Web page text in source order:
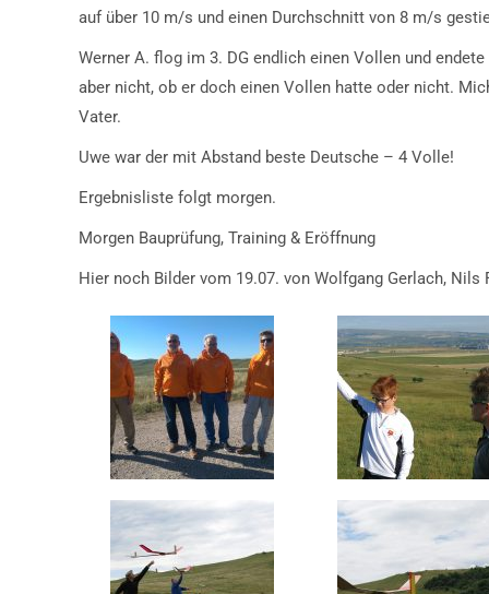
auf über 10 m/s und einen Durchschnitt von 8 m/s
Werner A. flog im 3. DG endlich einen Vollen und
aber nicht, ob er doch einen Vollen hatte oder nicht.
Vater.
Uwe war der mit Abstand beste Deutsche – 4 Volle!
Ergebnisliste folgt morgen.
Morgen Bauprüfung, Training & Eröffnung
Hier noch Bilder vom 19.07. von Wolfgang Gerlach,